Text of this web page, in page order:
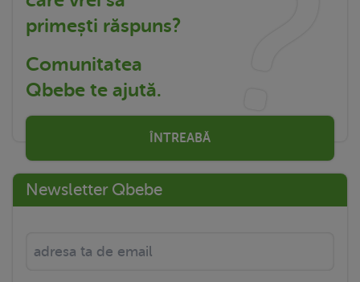
primești răspuns?
Comunitatea
Qbebe te ajută.
ÎNTREABĂ
Newsletter Qbebe